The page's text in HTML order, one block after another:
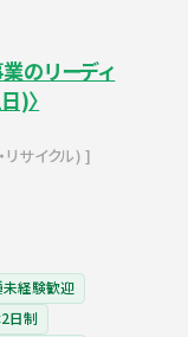
のリーディ
)〉
サイクル)
未経験歓迎
日制